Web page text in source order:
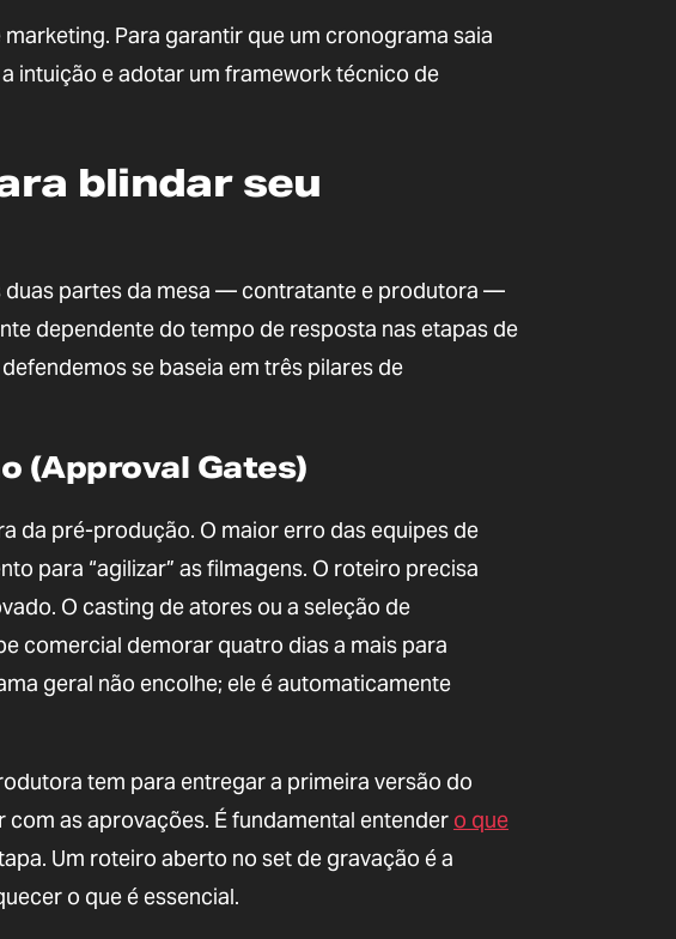
Para garantir que um cronograma saia
intuição e adotar um framework técnico de
blindar seu
duas partes da mesa — contratante e produtora —
dependente do tempo de resposta nas etapas de
se baseia em três pilares de
(Approval Gates)
da pré-produção. O maior erro das equipes de
para “agilizar” as filmagens. O roteiro precisa
O casting de atores ou a seleção de
comercial demorar quatro dias a mais para
geral não encolhe; ele é automaticamente
tem para entregar a primeira versão do
as aprovações. É fundamental entender o que
Um roteiro aberto no set de gravação é a
o que é essencial.